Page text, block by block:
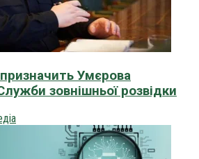
Умєрова
зовнішньої розвідки